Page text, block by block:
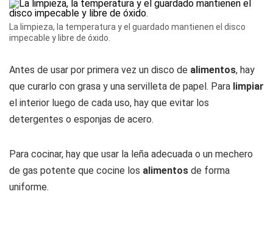
La limpieza, la temperatura y el guardado mantienen el disco
impecable y libre de óxido.
Antes de usar por primera vez un disco de alimentos, hay
que curarlo con grasa y una servilleta de papel. Para limpiar
el interior luego de cada uso, hay que evitar los
detergentes o esponjas de acero.
Para cocinar, hay que usar la leña adecuada o un mechero
de gas potente que cocine los alimentos de forma
uniforme.